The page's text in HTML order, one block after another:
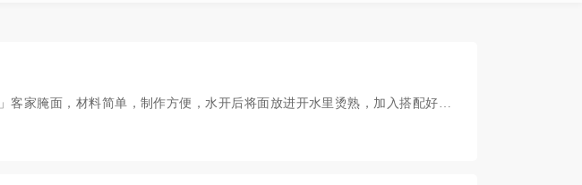
」客家腌面，材料简单，制作方便，水开后将面放进开水里烫熟，加入搭配好的猪